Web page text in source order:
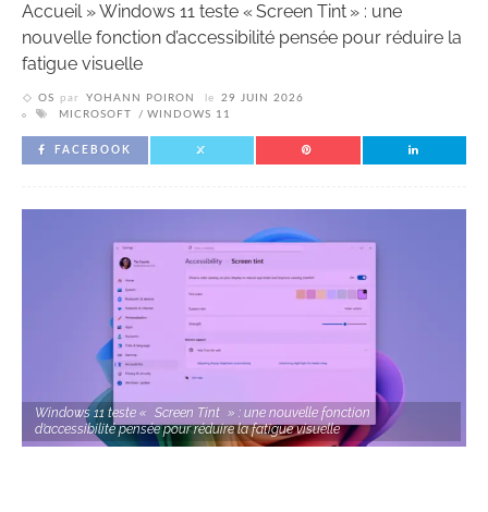
Accueil»Windows 11 teste « Screen Tint » : une
nouvelle fonction d’accessibilité pensée pour réduire la
fatigue visuelle
OS par YOHANN POIRON le
29 JUIN 2026
MICROSOFT
WINDOWS 11
FACEBOOK
Windows 11 teste « Screen Tint » : une nouvelle fonction
d’accessibilité pensée pour réduire la fatigue visuelle